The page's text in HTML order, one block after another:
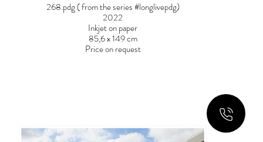
268.pdg ( from the series #longlivepdg)
2022
Inkjet on paper
85,6 x 149 cm
Price on request